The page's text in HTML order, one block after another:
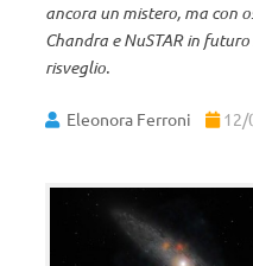
ancora un mistero, ma con
Chandra e NuSTAR in
risveglio.
Eleonora Ferroni 12/